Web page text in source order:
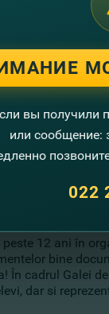
Rector ASEM
Manager
al Serviciului
FinEdu
Rectorul UTM
Prorector ASEM
Directoare,
Universitatea Bălţi
Universitatea
peste 12 ani în
bine
În cadrul Galei
dar si
вы получили
или сообщение:
022